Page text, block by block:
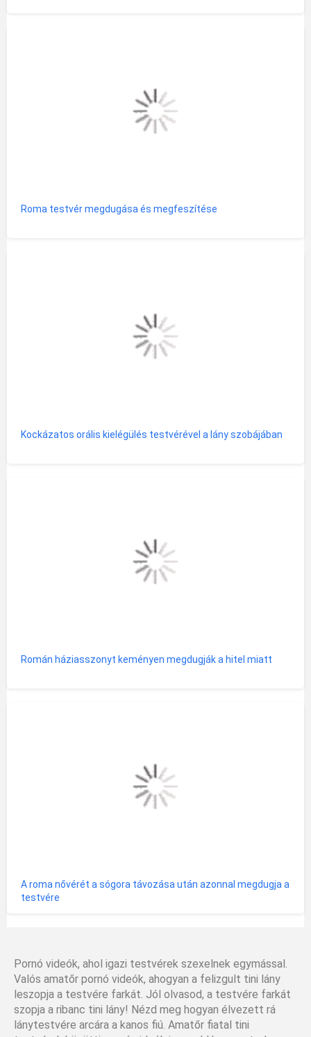
Roma testvér megdugása és megfeszítése
Kockázatos orális kielégülés testvérével a lány szobájában
Román háziasszonyt keményen megdugják a hitel miatt
A roma nővérét a sógora távozása után azonnal megdugja a
testvére
Pornó videók, ahol igazi testvérek szexelnek egymással.
Valós amatőr pornó videók, ahogyan a felizgult tini lány
leszopja a testvére farkát. Jól olvasod, a testvére farkát
szopja a ribanc tini lány! Nézd meg hogyan élvezett rá
lánytestvére arcára a kanos fiú. Amatőr fiatal tini